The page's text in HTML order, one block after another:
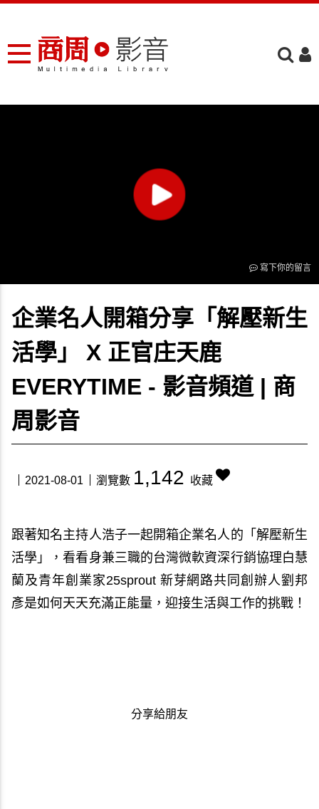
寫下你的留言
企業名人開箱分享「解壓新生
活學」 X 正官庄天鹿
EVERYTIME - 影音頻道 | 商
周影音
2021-08-01 瀏覽數 1,142 收藏
跟著知名主持人浩子一起開箱企業名人的「解壓新生
活學」，看看身兼三職的台灣微軟資深行銷協理白慧
蘭及青年創業家25sprout 新芽網路共同創辦人劉邦
彥是如何天天充滿正能量，迎接生活與工作的挑戰！
分享給朋友